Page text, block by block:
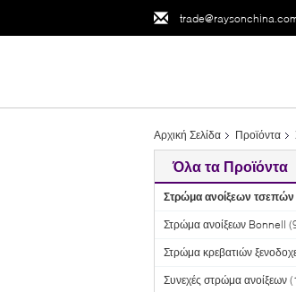
Αρχική Σελίδα Προϊόντα
Όλα τα Προϊόντα
Στρώμα ανοίξεων τσεπών
Στρώμα ανοίξεων Bonnell
Στρώμα κρεβατιών
Συνεχές στρώμα ανοίξεων